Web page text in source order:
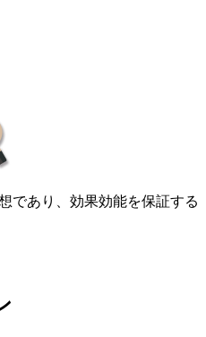
であり、効果効能を保証する